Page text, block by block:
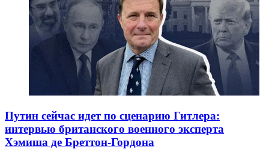
Путин сейчас идет по сценарию Гитлера:
интервью британского военного эксперта
Хэмиша де Бреттон-Гордона